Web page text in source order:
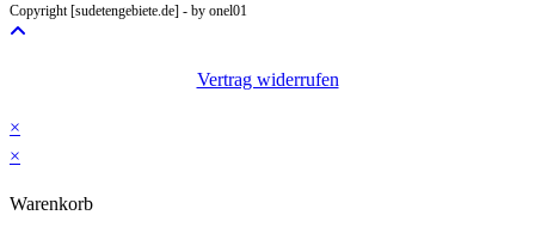
Copyright [sudetengebiete.de] - by onel01
Vertrag widerrufen
×
×
Warenkorb